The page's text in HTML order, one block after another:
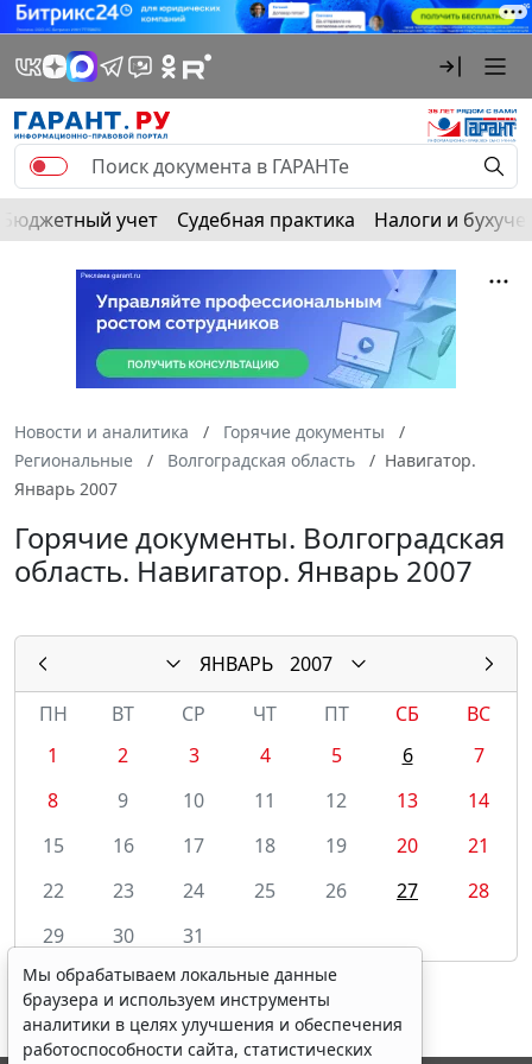
Бюджетный учет Судебная практика Налоги и
Новости и аналитика
Горячие документы
Региональные
Волгоградская область
Навигатор.
Январь 2007
Горячие документы. Волгоградская
область. Навигатор. Январь 2007
ЯНВАРЬ
2007
ПН
ВТ СР ЧТ ПТ СБ
ВС
1
2 3 4 5 6
7
8
9 10 11 12 13
14
15
16 17 18 19 20
21
22
23 24 25 26 27
28
29
30 31
Мы обрабатываем локальные данные
браузера и используем инструменты
аналитики в целях улучшения и обеспечения
работоспособности сайта, статистических